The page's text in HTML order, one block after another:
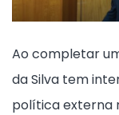
Ao completar
da Silva tem
política externa